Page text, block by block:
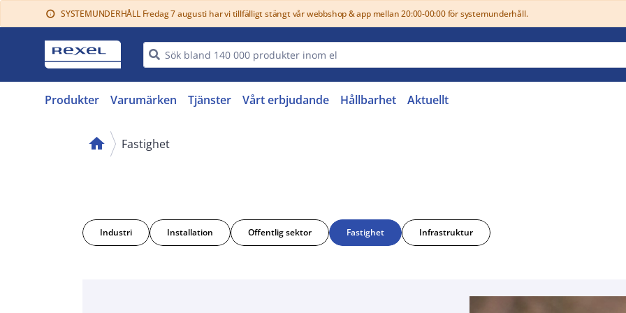
info SYSTEMUNDERHÅLL Fredag 7 augusti har vi tillfälligt stängt vår webbshop & app mellan 20:00-00:00 för systemunderhåll.
Produkter Varumärken Tjänster Vårt erbjudande Hållbarhet Aktuellt
home Fastighet
Industri Installation Offentlig sektor Fastighet Infrastruktur